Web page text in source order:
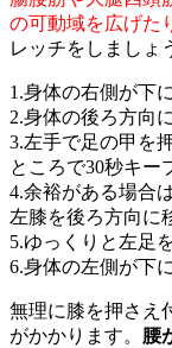
の可動域を広げた
レッチをしましょ
1.身体の右側が下
2.身体の後ろ方向
3.左手で足の甲を
ところで30秒キー
4.余裕がある場合
左膝を後ろ方向に
5.ゆっくりと左足
6.身体の左側が下
無理に膝を押さえ
がかかります。 腰